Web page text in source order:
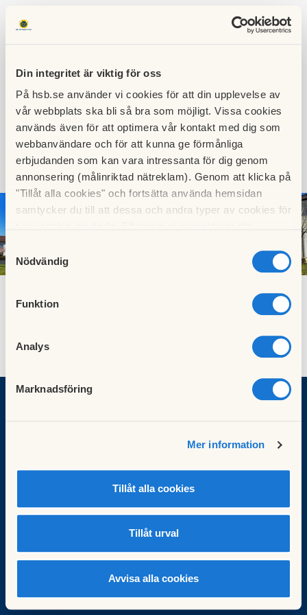
Din integritet är viktig för oss
På hsb.se använder vi cookies för att din upplevelse av
vår webbplats ska bli så bra som möjligt. Vissa cookies
används även för att optimera vår kontakt med dig som
webbanvändare och för att kunna ge förmånliga
erbjudanden som kan vara intressanta för dig genom
annonsering (målinriktad nätreklam). Genom att klicka på
"Tillåt alla cookies" och fortsätta använda hemsidan
samtycker du till att dessa och andra typer av cookies för
cookies och välja att endast tillåta ett urval.
Samtyckesval
Nödvändig
Funktion
Analys
Marknadsföring
Mer information
Tillåt alla cookies
Tillåt urval
Avvisa alla cookies
HSB BRF
EKLANDA DUNGE
SÖK LOGGA IN
Organisationsnummer: 716445-1101
E-post: styrelsen@eklandadunge.se
Cookieinställningar
Redigera hemsida